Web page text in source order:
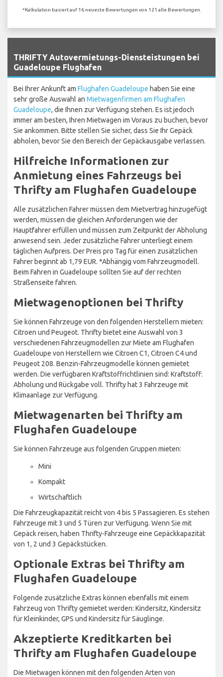
*Kalkulation basiert auf 16 neueste Bewertungen von 121 alle Bewertungen.
THRIFTY Autovermietungs-Diensteistungen bei
Guadeloupe Flughafen
Bei Ihrer Ankunft am Flughafen Guadeloupe haben Sie eine
sehr große Auswahl an Mietwagenfirmen am Flughafen
Guadeloupe, die Ihnen zur Verfügung stehen. Es ist jedoch
immer am besten, Ihren Mietwagen im Voraus zu buchen, bevor
Sie ankommen. Bitte stellen Sie sicher, dass Sie Ihr Gepäck
abholen, bevor Sie den Bereich der Gepäckausgabe verlassen.
Hilfreiche Informationen zur
Anmietung eines Fahrzeugs bei
Thrifty am Flughafen Guadeloupe
Alle zusätzlichen Fahrer müssen dem Mietvertrag hinzugefügt
werden, müssen die gleichen Anforderungen wie der
Hauptfahrer erfüllen und müssen zum Zeitpunkt der Abholung
anwesend sein. Jeder zusätzliche Fahrer unterliegt einem
täglichen Aufpreis. Der Preis pro Tag für einen zusätzlichen
Fahrer beginnt ab 1,79 EUR. *Abhängig vom Fahrzeugmodell.
Beim Fahren in Guadeloupe sollten Sie auf der rechten
Straßenseite fahren.
Mietwagenoptionen bei Thrifty
Sie können Fahrzeuge von den folgenden Herstellern mieten:
Citroen und Peugeot. Thrifty bietet eine Auswahl von 3
verschiedenen Fahrzeugmodellen zur Miete am Flughafen
Guadeloupe von Herstellern wie Citroen C1, Citroen C4 und
Peugeot 208. Benzin-Fahrzeugmodelle können gemietet
werden. Die verfügbaren Kraftstoffrichtlinien sind: Kraftstoff:
Abholung und Rückgabe voll. Thrifty hat 3 Fahrzeuge mit
Klimaanlage zur Verfügung.
Mietwagenarten bei Thrifty am
Flughafen Guadeloupe
Sie können Fahrzeuge aus folgenden Gruppen mieten:
Mini
Kompakt
Wirtschaftlich
Die Fahrzeugkapazität reicht von 4 bis 5 Passagieren. Es stehen
Fahrzeuge mit 3 und 5 Türen zur Verfügung. Wenn Sie mit
Gepäck reisen, haben Thrifty-Fahrzeuge eine Gepäckkapazität
von 1, 2 und 3 Gepäckstücken.
Optionale Extras bei Thrifty am
Flughafen Guadeloupe
Folgende zusätzliche Extras können ebenfalls mit einem
Fahrzeug von Thrifty gemietet werden: Kindersitz, Kindersitz
für Kleinkinder, GPS und Kindersitz für Säuglinge.
Akzeptierte Kreditkarten bei
Thrifty am Flughafen Guadeloupe
Die Mietwagen können mit den folgenden Arten von